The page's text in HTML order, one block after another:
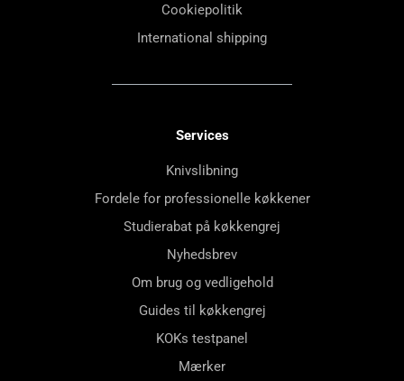
Cookiepolitik
International shipping
Services
Knivslibning
Fordele for professionelle køkkener
Studierabat på køkkengrej
Nyhedsbrev
Om brug og vedligehold
Guides til køkkengrej
KOKs testpanel
Mærker